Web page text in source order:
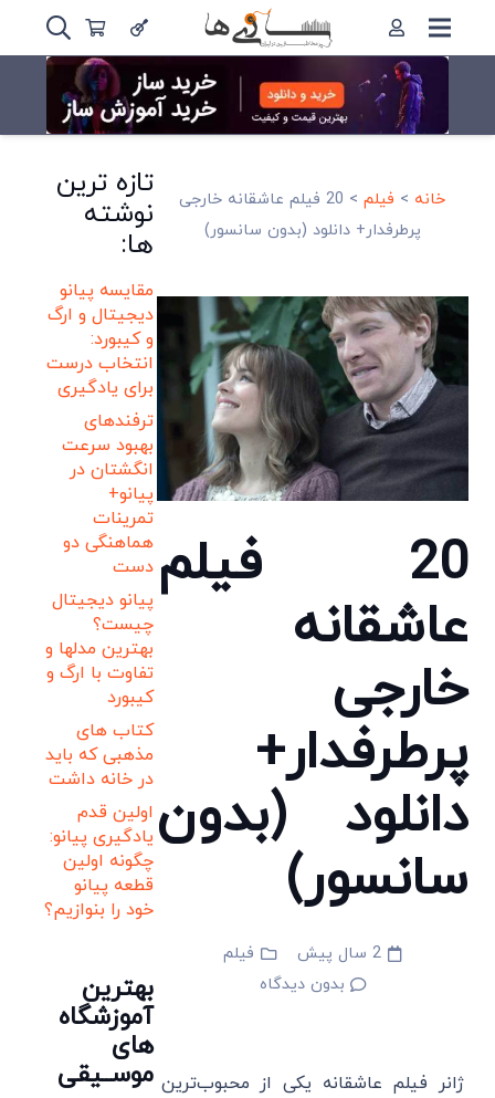
خانه > فیلم>
20 فیلم عاشقانه خارجی
پرطرفدار+ دانلود (بدون سانسور)
20 فیلم
عاشقانه
خارجی
پرطرفدار+
دانلود (بدون
سانسور)
2 سال پیش
فیلم
بدون دیدگاه
ژانر فیلم عاشقانه یکی از محبوب‌ترین
تازه ترین
نوشته
ها:
مقایسه پیانو
دیجیتال و ارگ
و کیبورد:
انتخاب درست
برای یادگیری
ترفندهای
بهبود سرعت
انگشتان در
پیانو+
تمرینات
هماهنگی دو
دست
پیانو دیجیتال
چیست؟
بهترین مدلها و
تفاوت با ارگ و
کیبورد
کتاب های
مذهبی که باید
در خانه داشت
اولین قدم
یادگیری پیانو:
چگونه اولین
قطعه پیانو
خود را بنوازیم؟
بهترین
آموزشگاه
های
موســیقی